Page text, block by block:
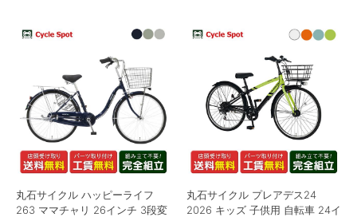
丸石サイクル ハッピーライフ
263 ママチャリ 26インチ 3段変
丸石サイクル プレアデス24
2026 キッズ 子供用 自転車 24イ